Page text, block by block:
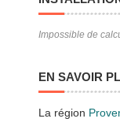
Impossible de
EN SAVOIR
La région